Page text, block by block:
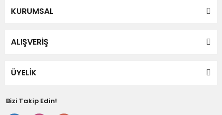
KURUMSAL
ALIŞVERİŞ
ÜYELİK
Bizi Takip Edin!